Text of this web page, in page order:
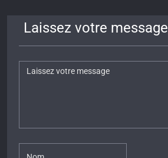
Laissez votre message